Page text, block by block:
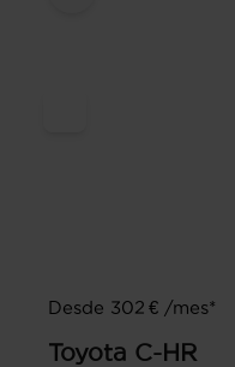
Desde 302 € /mes*
Toyota C-HR